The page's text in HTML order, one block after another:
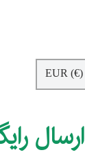
EUR (€)
ارسال